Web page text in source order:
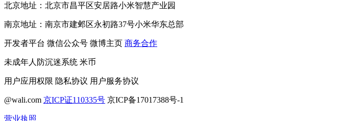
北京地址：北京市昌平区安居路小米智慧产业园
南京地址：南京市建邺区永初路37号小米华东总部
开发者平台 微信公众号 微博主页 商务合作
未成年人防沉迷系统 米币
用户应用权限 隐私协议 用户服务协议
@wali.com 京ICP证110335号 京ICP备17017388号-1
营业执照